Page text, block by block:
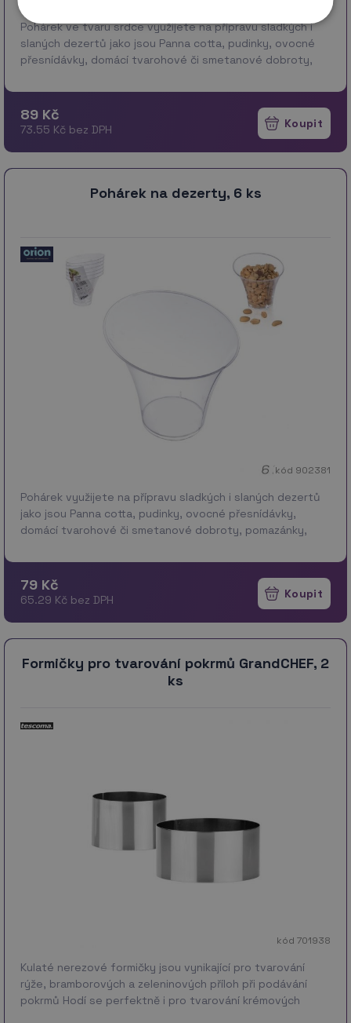
Pohárek ve tvaru srdce využijete na přípravu sladkých i
slaných dezertů jako jsou Panna cotta, pudinky, ovocné
přesnídávky, domácí tvarohové či smetanové dobroty,
89 Kč
73.55 Kč bez DPH
Pohárek na dezerty, 6 ks
kód 902381
Pohárek využijete na přípravu sladkých i slaných dezertů
jako jsou Panna cotta, pudinky, ovocné přesnídávky,
domácí tvarohové či smetanové dobroty, pomazánky,
79 Kč
65.29 Kč bez DPH
Formičky pro tvarování pokrmů GrandCHEF, 2
ks
kód 701938
Kulaté nerezové formičky jsou vynikající pro tvarování
rýže, bramborových a zeleninových příloh při podávání
pokrmů Hodí se perfektně i pro tvarování krémových